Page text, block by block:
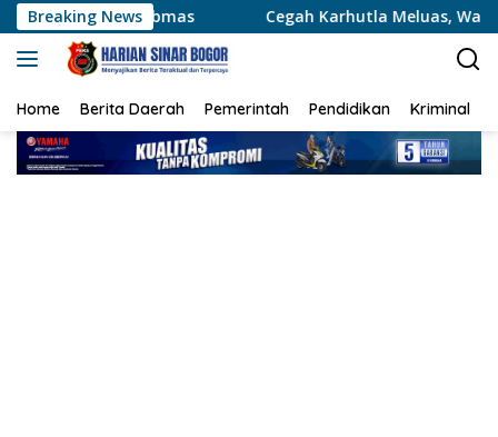
Langsung
ke
konten
Breaking NewsCegah Karhutla Meluas, Wakapolda Riau dan
Home Berita Daerah Pemerintah Pendidikan Kriminal